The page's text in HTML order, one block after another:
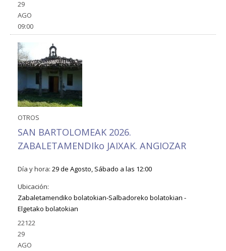
29
AGO
09:00
OTROS
SAN BARTOLOMEAK 2026.
ZABALETAMENDIko JAIXAK. ANGIOZAR
Día y hora: 29 de Agosto, Sábado a las 12:00
Ubicación:
Zabaletamendiko bolatokian-Salbadoreko bolatokian -
Elgetako bolatokian
22122
29
AGO